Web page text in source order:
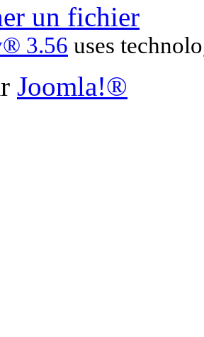
un fichier
3.56 uses
Joomla!®